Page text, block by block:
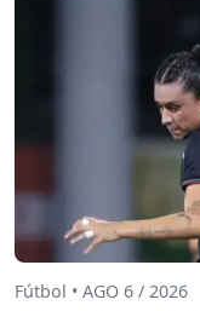
Fútbol • AGO 6 / 2026